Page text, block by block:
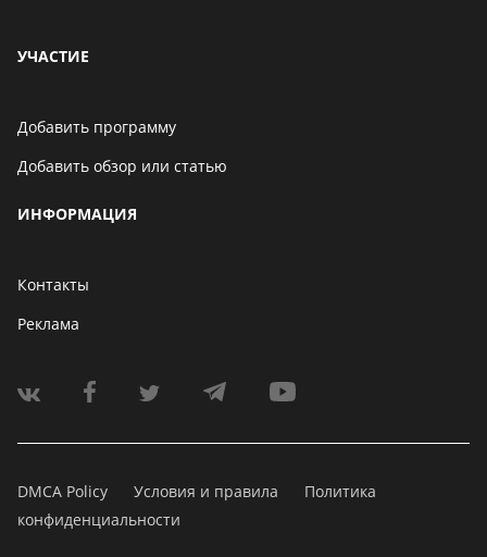
УЧАСТИЕ
Добавить программу
Добавить обзор или статью
ИНФОРМАЦИЯ
Контакты
Реклама
DMCA Policy Условия и правила
Политика
конфиденциальности